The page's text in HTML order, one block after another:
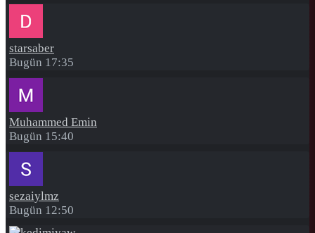
starsaber
Bugün 17:35
Muhammed Emin
Bugün 15:40
sezaiylmz
Bugün 12:50